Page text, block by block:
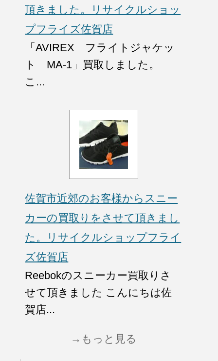
頂きました。リサイクルショッ
プフライズ佐賀店
「AVIREX フライトジャケッ
ト MA-1」買取しました。
こ...
佐賀市近郊のお客様からスニー
カーの買取りをさせて頂きまし
た。リサイクルショップフライ
ズ佐賀店
Reebokのスニーカー買取りさ
せて頂きました こんにちは佐
賀店...
→もっと見る